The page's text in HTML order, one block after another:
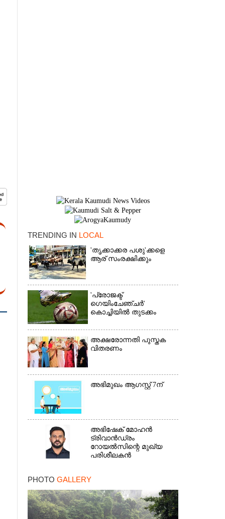
TRENDING IN LOCAL
'തൃക്കാക്കര പശു'ക്കളെ
ആര് സംരക്ഷിക്കും
'പ്രോജക്ട്
ഗെയിംചേഞ്ചർ'
കൊച്ചിയിൽ തുടക്കം
അക്ഷരോന്നതി പുസ്തക
വിതരണം
അഭിമുഖം ആഗസ്റ്റ് 7ന്
അഭിഷേക് മോഹൻ
ട്രിവാൻഡ്രം
റോയൽസിന്റെ മുഖ്യ
പരിശീലകൻ
PHOTO GALLERY
×